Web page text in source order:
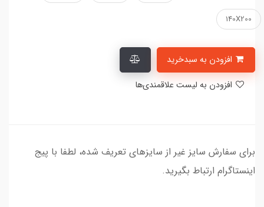
140X200
برای سفارش سایز غیر از سایزهای تعریف شده، لطفا با پیج
اینستاگرام ارتباط بگیرید.